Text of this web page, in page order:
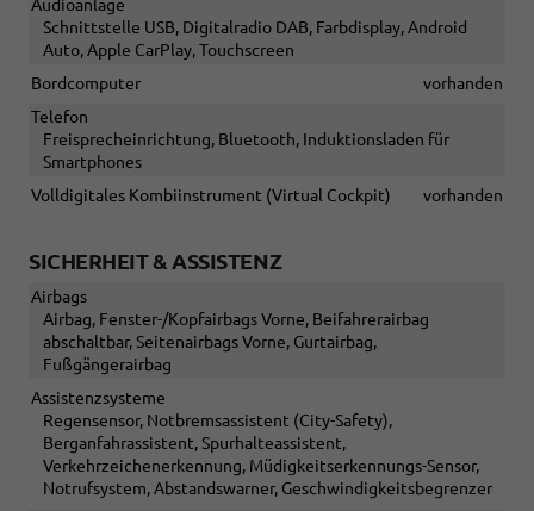
Audioanlage
Schnittstelle USB, Digitalradio DAB, Farbdisplay, Android
Auto, Apple CarPlay, Touchscreen
Bordcomputer
vorhanden
Telefon
Freisprecheinrichtung, Bluetooth, Induktionsladen für
Smartphones
Volldigitales Kombiinstrument (Virtual Cockpit)
vorhanden
SICHERHEIT & ASSISTENZ
Airbags
Airbag, Fenster-/Kopfairbags Vorne, Beifahrerairbag
abschaltbar, Seitenairbags Vorne, Gurtairbag,
Fußgängerairbag
Assistenzsysteme
Regensensor, Notbremsassistent (City-Safety),
Berganfahrassistent, Spurhalteassistent,
Verkehrzeichenerkennung, Müdigkeitserkennungs-Sensor,
Notrufsystem, Abstandswarner, Geschwindigkeitsbegrenzer